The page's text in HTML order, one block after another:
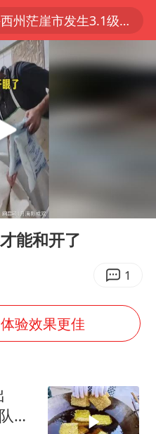
青海海西州茫崖市发生3.1级地震
完成新版全月地质图
豚登陆地点更新
警收受10万获刑1年
豚进入48小时警戒线
温度计大楼”读数爆表
关空调 电费会更低吗
道价一箱上涨近百元
法国下周开始禁止未经同意的电话营销
郑国霖回应去景区上班被保安拦下
已秘密设立古巴工作组
能和开了
1
验效果更佳
，